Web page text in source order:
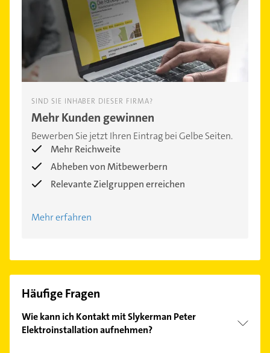
SIND SIE INHABER DIESER FIRMA?
Mehr Kunden gewinnen
Bewerben Sie jetzt Ihren Eintrag bei Gelbe Seiten.
Mehr Reichweite
Abheben von Mitbewerbern
Relevante Zielgruppen erreichen
Mehr erfahren
Häufige Fragen
Wie kann ich Kontakt mit Slykerman Peter
Elektroinstallation aufnehmen?